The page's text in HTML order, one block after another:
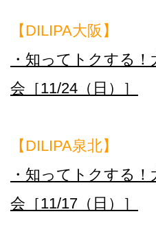
【DILIPA大阪】
・知ってトクする
会［11/24（日）］
【DILIPA泉北】
・知ってトクする
会［11/17（日）］